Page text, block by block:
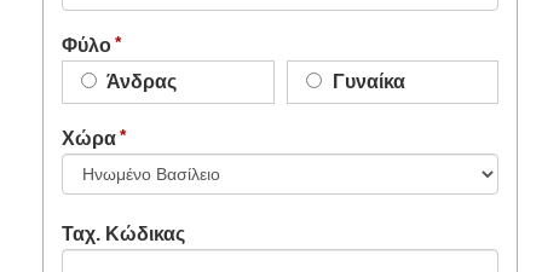
Φύλο
Άνδρας
Γυναίκα
Χώρα
Ταχ. Κώδικας